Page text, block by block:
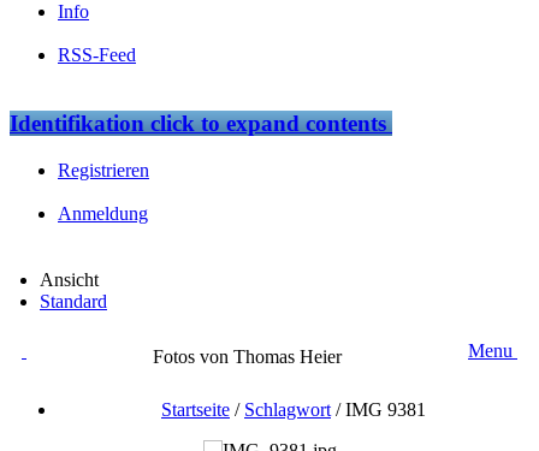
Info
RSS-Feed
Identifikationclick to expand contents
Registrieren
Anmeldung
Ansicht
Standard
Fotos von Thomas Heier Menu
Startseite / Schlagwort /IMG 9381